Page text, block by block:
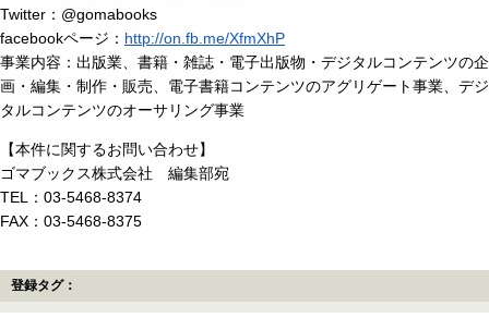
Twitter：@gomabooks
facebookページ： http://on.fb.me/XfmXhP
事業内容：出版業、書籍・雑誌・電子出版物・デジタルコンテンツの企
画・編集・制作・販売、電子書籍コンテンツのアグリゲート事業、デジ
タルコンテンツのオーサリング事業
【本件に関するお問い合わせ】
ゴマブックス株式会社 編集部宛
TEL：03-5468-8374
FAX：03-5468-8375
登録タグ：